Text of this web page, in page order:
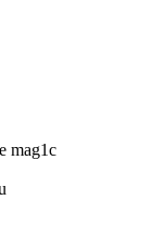
mag1c